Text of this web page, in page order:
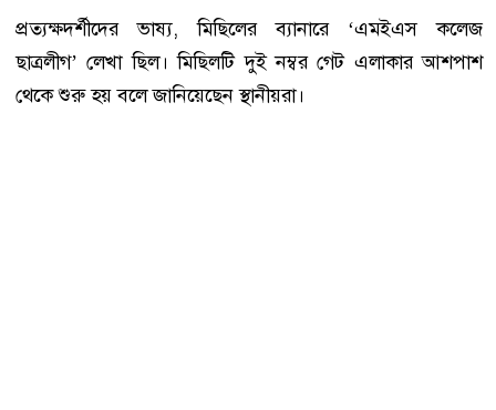
প্রত্যক্ষদর্শীদের ভাষ্য, মিছিলের ব্যানারে ‘এমইএস কলেজ
ছাত্রলীগ’ লেখা ছিল। মিছিলটি দুই নম্বর গেট এলাকার আশপাশ
থেকে শুরু হয় বলে জানিয়েছেন স্থানীয়রা।